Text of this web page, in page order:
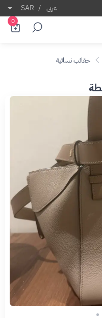
عربى /
SAR
0
حقائب نسائية